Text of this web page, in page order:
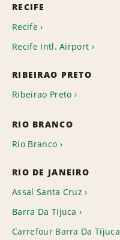
RECIFE
Recife
Recife Intl. Airport
RIBEIRAO PRETO
Ribeirao Preto
RIO BRANCO
Rio Branco
RIO DE JANEIRO
Assaí Santa Cruz
Barra Da Tijuca
Carrefour Barra Da Tijuca